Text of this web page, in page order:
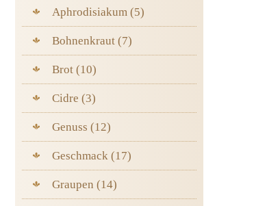
Aphrodisiakum (5)
Bohnenkraut (7)
Brot (10)
Cidre (3)
Genuss (12)
Geschmack (17)
Graupen (14)